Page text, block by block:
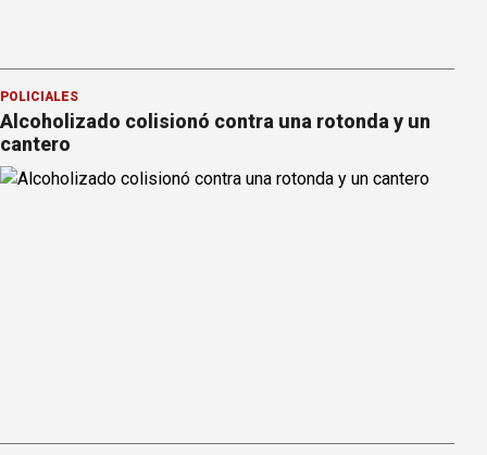
POLICIALES
Alcoholizado colisionó contra una rotonda y un
cantero